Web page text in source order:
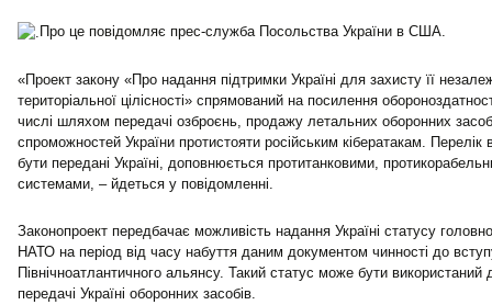
Про це повідомляє прес-служба Посольства України в США.
«Проект закону «Про надання підтримки Україні для захисту її
територіальної цілісності» спрямований на посилення
числі шляхом передачі озброєнь, продажу летальних оборонних
спроможностей України протистояти російським кібератакам.
бути передані Україні, доповнюється протитанковими,
системами, – йдеться у повідомленні.
Законопроект передбачає можливість надання Україні статусу
НАТО на період від часу набуття даним документом чинності до
Північноатлантичного альянсу. Такий статус може бути
передачі Україні оборонних засобів.